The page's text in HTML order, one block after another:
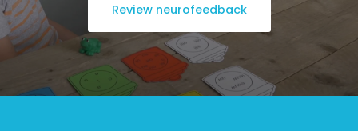
Review neurofeedback